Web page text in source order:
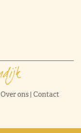
Over ons| Contact